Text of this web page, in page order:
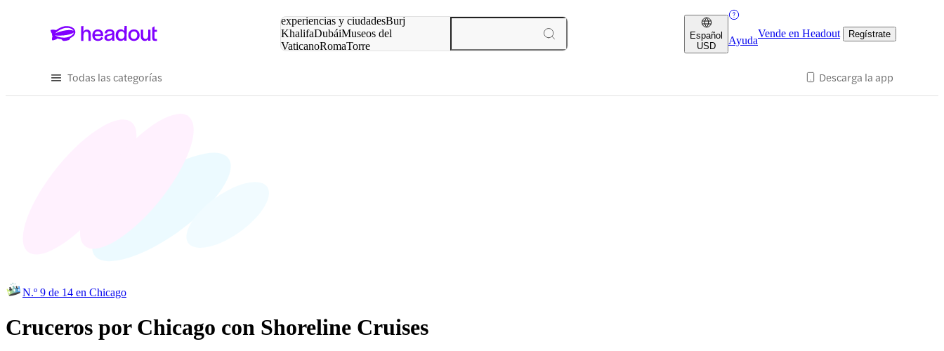
experiencias y ciudadesBurj
KhalifaDubáiMuseos del
VaticanoRomaTorre
Español
USD
Ayuda
Vende en Headout Regístrate
Todas las categorías Descarga la app
N.º 9 de 14 en Chicago
Cruceros por Chicago con Shoreline Cruises